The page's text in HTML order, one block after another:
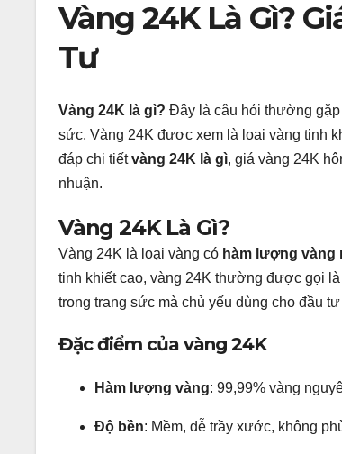
Vàng 24K Là Gì?
Tư
Vàng 24K là gì? Đây là câu hỏi thường
sức. Vàng 24K được xem là loại vàng tinh
đáp chi tiếtvàng 24K là gì, giá vàng 24K
nhuận.
Vàng 24K Là Gì?
Vàng 24K là loại vàng có hàm lượng vàng
tinh khiết cao, vàng 24K thường được gọi là
trong trang sức mà chủ yếu dùng cho đầu
Đặc điểm của vàng 24K
Hàm lượng vàng: 99,99% vàng
Độ bền: Mềm, dễ trầy xước, không